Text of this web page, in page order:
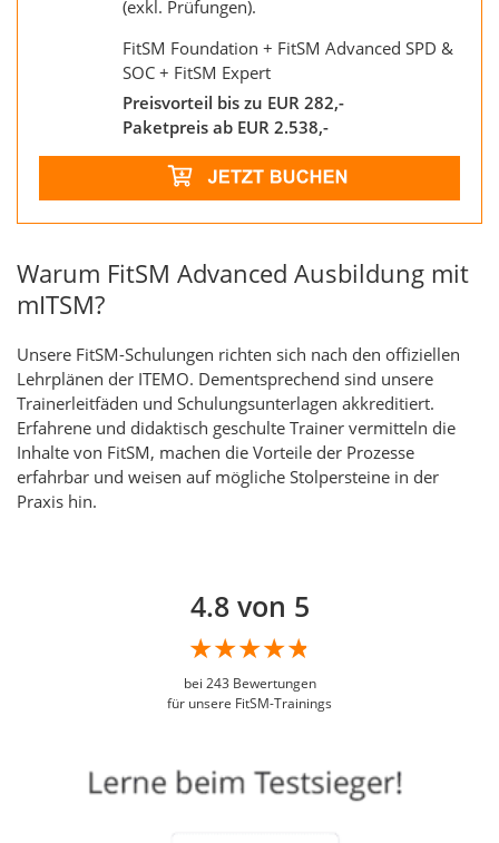
(exkl. Prüfungen).
FitSM Foundation + FitSM Advanced SPD &
SOC + FitSM Expert
Preisvorteil bis zu EUR 282,-
Paketpreis ab EUR 2.538,-
Warum FitSM Advanced Ausbildung mit
mITSM?
Unsere FitSM-Schulungen richten sich nach den offiziellen
Lehrplänen der ITEMO. Dementsprechend sind unsere
Trainerleitfäden und Schulungsunterlagen akkreditiert.
Erfahrene und didaktisch geschulte Trainer vermitteln die
Inhalte von FitSM, machen die Vorteile der Prozesse
erfahrbar und weisen auf mögliche Stolpersteine in der
Praxis hin.
4.8 von 5
bei 243 Bewertungen
für unsere FitSM-Trainings